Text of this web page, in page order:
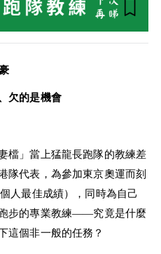
欠的是機會
檔」當上猛龍長跑隊的教練差
隊代表，為參加東京奧運而刻
人最佳成績），同時為自己
步的專業教練——究竟是什麼
這個非一般的任務？